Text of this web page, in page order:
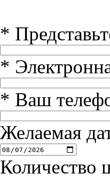
*
*
* Ваш
Желаемая
Количество